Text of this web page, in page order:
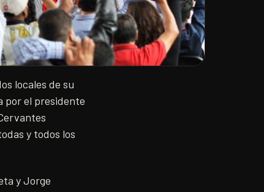
locales de su
por el presidente
y todos los
y Jorge